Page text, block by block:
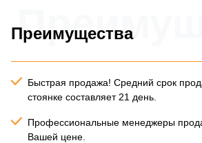
Преимущества
Быстрая продажа! Средний срок
стоянке составляет 21 день.
Профессиональные менеджеры
Вашей цене.